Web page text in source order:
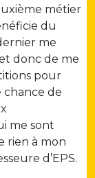
métier
du
me
donc de me
pour
chance de
me sont
rien à mon
d’EPS.